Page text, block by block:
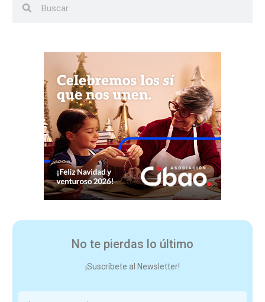
No te pierdas lo último
¡Suscríbete al Newsletter!